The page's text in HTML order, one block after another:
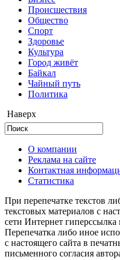
Происшествия
Общество
Cпорт
Здоровье
Культура
Город живёт
Байкал
Чайный путь
Политика
Наверх
О компании
Реклама на сайте
Контактная
Статистика
При перепечатке текстов
текстовых материалов с
сети Интернет гиперссылка
Перепечатка либо иное
с настоящего сайта в
письменного согласия